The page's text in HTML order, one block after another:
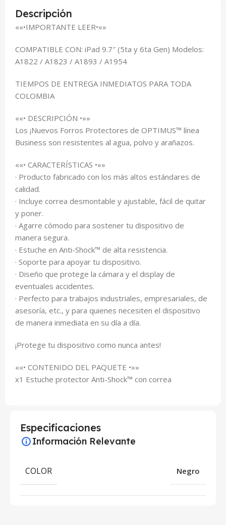
Descripción
««•IMPORTANTE LEER•»»
COMPATIBLE CON: iPad 9.7″ (5ta y 6ta Gen) Modelos:
A1822 / A1823 / A1893 / A1954
TIEMPOS DE ENTREGA INMEDIATOS PARA TODA
COLOMBIA
««• DESCRIPCIÓN •»»
Los ¡Nuevos Forros Protectores de OPTIMUS™ línea
Business son resistentes al agua, polvo y arañazos.
««• CARACTERÍSTICAS •»»
· Producto fabricado con los más altos estándares de
calidad.
· Incluye correa desmontable y ajustable, fácil de quitar
y poner.
· Agarre cómodo para sostener tu dispositivo de
manera segura.
· Estuche en Anti-Shock™ de alta resistencia.
· Soporte para apoyar tu dispositivo.
· Diseño que protege la cámara y el display de
eventuales accidentes.
· Perfecto para trabajos industriales, empresariales, de
asesoría, etc., y para quienes necesiten el dispositivo
de manera inmediata en su día a día.
¡Protege tu dispositivo como nunca antes!
««• CONTENIDO DEL PAQUETE •»»
x1 Estuche protector Anti-Shock™ con correa
Especificaciones
Información Relevante
COLOR Negro